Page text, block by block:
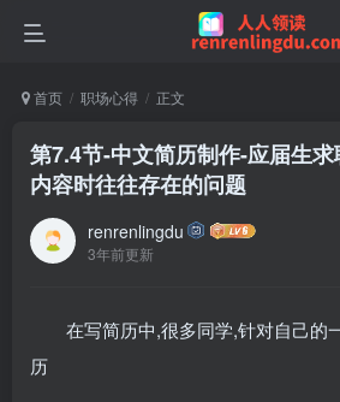
首页 职场心得 正文
第7.4节-中文简历制作-应届生
内容时往往存在的问题
renrenlingdu
3年前更新
在写简历中,很多同学,针对自己的
历